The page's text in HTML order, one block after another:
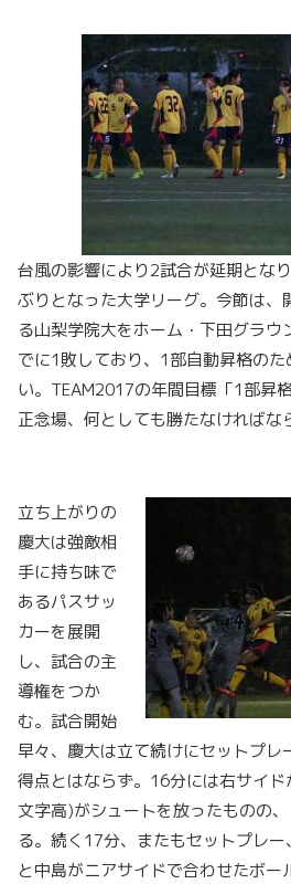
台風の影響により2試合が延期とな
ぶりとなった大学リーグ。今節は、
る山梨学院大をホーム・下田グラウ
でに1敗しており、1部自動昇格の
い。TEAM2017の年間目標「1部昇
正念場、何としても勝たなければな
立ち上がりの
慶大は強敵相
手に持ち味で
あるパスサッ
カーを展開
し、試合の主
導権をつか
む。試合開始
早々、慶大は立て続けにセットプレ
得点とはならず。16分には右サイ
文字高)がシュートを放ったものの
る。続く17分、またもセットプレ
と中島がニアサイドで合わせたボー